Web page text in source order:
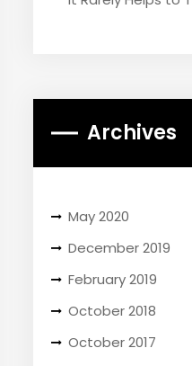
Archives
May 2020
December 2019
February 2019
October 2018
October 2017